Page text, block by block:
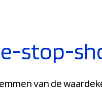
stop-
van de